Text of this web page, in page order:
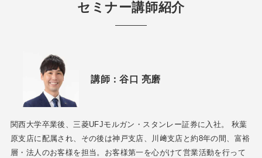
セミナー講師紹介
講師：谷口 亮磨
関西大学卒業後、三菱UFJモルガン・スタンレー証券に入社。 秋葉
原支店に配属され、その後は神戸支店、川﨑支店と約8年の間、富裕
層・法人のお客様を担当。お客様第一を心がけて営業活動を行って